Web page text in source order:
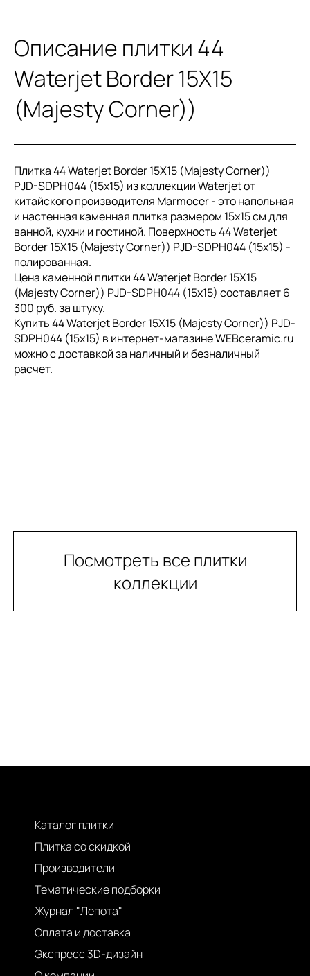
—
Описание плитки 44
Waterjet Border 15X15
(Majesty Corner))
Плитка 44 Waterjet Border 15X15 (Majesty Corner))
PJD-SDPH044 (15x15) из коллекции Waterjet от
китайского производителя Marmocer - это напольная
и настенная каменная плитка размером 15x15 см для
ванной, кухни и гостиной. Поверхность 44 Waterjet
Border 15X15 (Majesty Corner)) PJD-SDPH044 (15x15) -
полированная.
Цена каменной плитки 44 Waterjet Border 15X15
(Majesty Corner)) PJD-SDPH044 (15x15) составляет 6
300 руб. за штуку.
Купить 44 Waterjet Border 15X15 (Majesty Corner)) PJD-
SDPH044 (15x15) в интернет-магазине WEBceramic.ru
можно с доставкой за наличный и безналичный
расчет.
Посмотреть все плитки
коллекции
Каталог плитки
Плитка со скидкой
Производители
Тематические подборки
Журнал "Лепота"
Оплата и доставка
Экспресс 3D-дизайн